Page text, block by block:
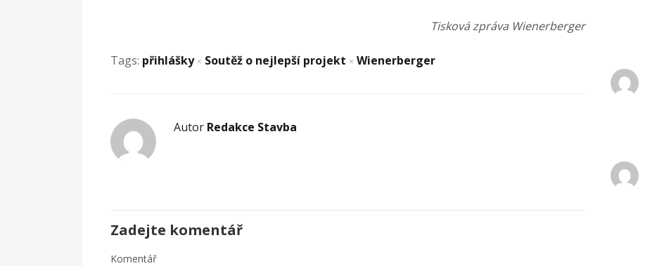
Tisková zpráva Wienerberger
Tags: přihlášky × Soutěž o nejlepší projekt × Wienerberger
Autor Redakce Stavba
Zadejte komentář
Komentář